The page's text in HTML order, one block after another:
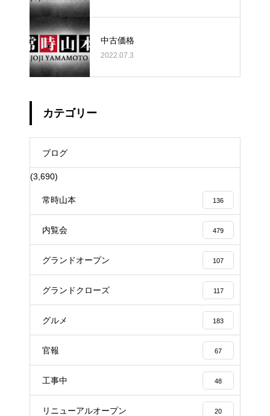
中古価格
2022.07.3
カテゴリー
ブログ
(3,690)
常時山本 136
内覧会 479
グランドオープン 107
グランドクローズ 117
グルメ 183
官報 67
工事中 48
リニューアルオープン 20